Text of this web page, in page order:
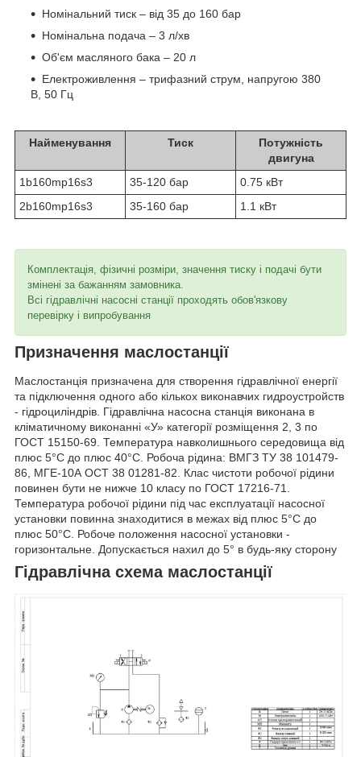
Номінальний тиск – від 35 до 160 бар
Номінальна подача – 3 л/хв
Об'єм масляного бака – 20 л
Електроживлення – трифазний струм, напругою 380
В, 50 Гц
Найменування Тиск
Потужність
двигуна
1b160mp16s3
35-120 бар
0.75 кВт
2b160mp16s3
35-160 бар 1.1 кВт
Комплектація, фізичні розміри, значення тиску і подачі бути
змінені за бажанням замовника.
Всі гідравлічні насосні станції проходять обов'язкову
перевірку і випробування
Призначення маслостанції
Маслостанція призначена для створення гідравлічної енергії
та підключення одного або кількох виконавчих гидроустройств
- гідроциліндрів. Гідравлічна насосна станція виконана в
кліматичному виконанні «У» категорії розміщення 2, 3 по
ГОСТ 15150-69. Температура навколишнього середовища від
плюс 5°С до плюс 40°С. Робоча рідина: ВМГЗ ТУ 38 101479-
86, МГЕ-10А ОСТ 38 01281-82. Клас чистоти робочої рідини
повинен бути не нижче 10 класу по ГОСТ 17216-71.
Температура робочої рідини під час експлуатації насосної
установки повинна знаходитися в межах від плюс 5°С до
плюс 50°С. Робоче положення насосної установки -
горизонтальне. Допускається нахил до 5° в будь-яку сторону
Гідравлічна схема маслостанції